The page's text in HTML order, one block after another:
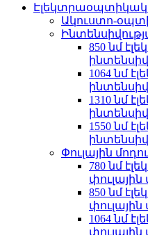
Ակուստո-
850 նմ
1064 նմ
1310 նմ
1550 նմ
Փուլային
780 նմ
փուլային
850 նմ
փուլային
1064 նմ
փուլային